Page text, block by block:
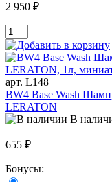
2 950 ₽
арт. L148
BW4 Base Wash
LERATON
В
655 ₽
Бонусы: